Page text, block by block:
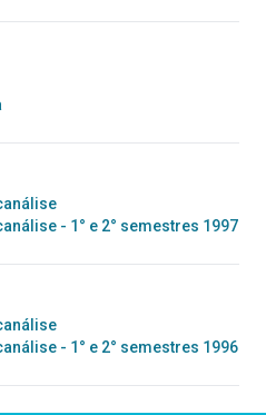
- 1° e 2° semestres 1997
- 1° e 2° semestres 1996